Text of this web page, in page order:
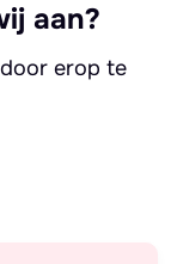
aan?
erop te